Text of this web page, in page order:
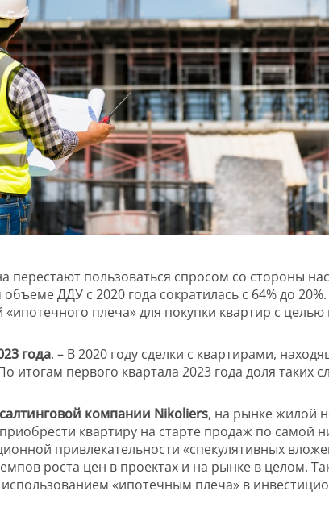
перестают пользоваться спросом со стороны
ДДУ с 2020 года сократилась с 64% до
плеча» для покупки квартир с
года. – В 2020 году сделки с квартирами,
первого квартала 2023 года доля таких
компании Nikoliers, на рынке жилой
квартиру на старте продаж по
привлекательности «спекулятивных
роста цен в проектах и на рынке в целом.
использованием «ипотечным плеча» в